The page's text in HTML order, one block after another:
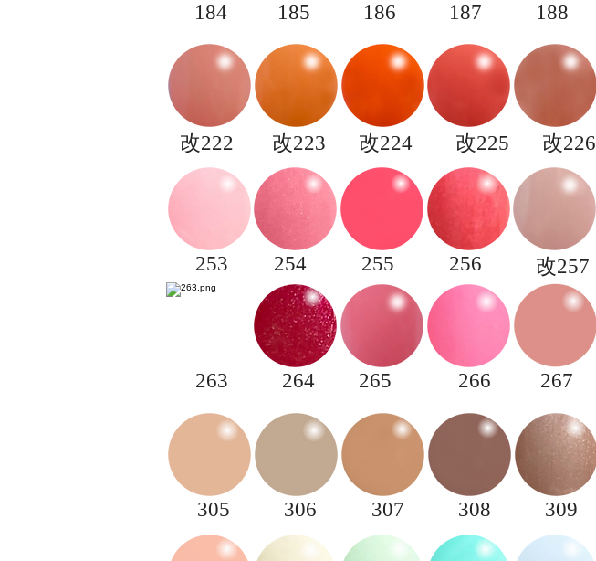
184 185 186 187 188
​改222 ​改223 ​改224 ​改225 ​改226
253 254 255 256 改257
263 264 265 266 267
305 306 307 308 309